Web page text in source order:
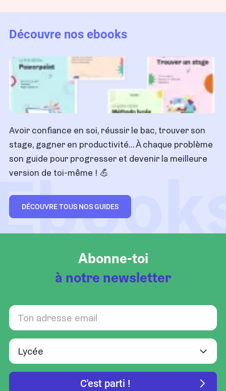
Découvre nos ebooks
Avoir confiance en soi, réussir le bac, trouver son
stage, gagner en productivité… À chaque problème
son guide pour progresser et devenir la meilleure
version de toi-même ! 💪
DÉCOUVRE TOUS NOS GUIDES
Abonne-toi
à notre newsletter